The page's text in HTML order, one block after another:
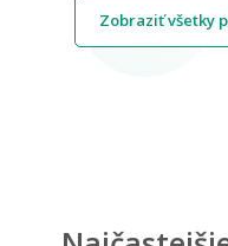
Zobraziť všetky